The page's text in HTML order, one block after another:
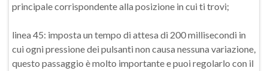
principale corrispondente alla posizione in cui ti trovi;
linea 45: imposta un tempo di attesa di 200 millisecondi in
cui ogni pressione dei pulsanti non causa nessuna variazione,
questo passaggio è molto importante e puoi regolarlo con il